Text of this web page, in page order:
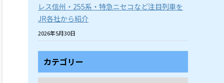
レス信州・255系・特急ニセコなど注目列車を
JR各社から紹介
2026年5月30日
カテゴリー